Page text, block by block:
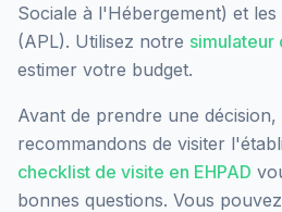
Sociale à l'Hébergement) et
(APL). Utilisez notre simulateur
estimer votre budget.
Avant de prendre une
recommandons de visiter
checklist de visite en EHPAD
bonnes questions. Vous